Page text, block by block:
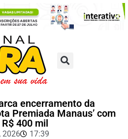
encerramento da
Premiada Manaus’ com
400 mil
2026
17:39